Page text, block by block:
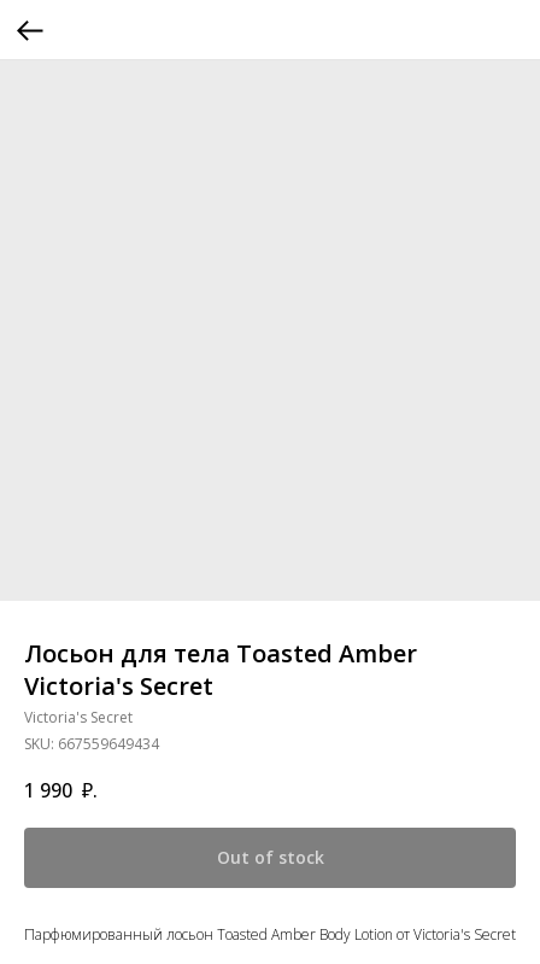
Лосьон для тела Toasted Amber
Victoria's Secret
Victoria's Secret
SKU: 667559649434
1 990 ₽.
Out of stock
Парфюмированный лосьон Toasted Amber Body Lotion от Victoria's Secret